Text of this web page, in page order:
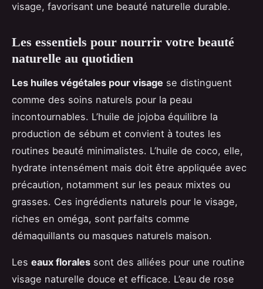
visage, favorisant une beauté naturelle durable.
Les essentiels pour nourrir votre beauté
naturelle au quotidien
Les huiles végétales pour visage se distinguent
comme des soins naturels pour la peau
incontournables. L’huile de jojoba équilibre la
production de sébum et convient à toutes les
routines beauté minimalistes. L’huile de coco, elle,
hydrate intensément mais doit être appliquée avec
précaution, notamment sur les peaux mixtes ou
grasses. Ces ingrédients naturels pour le visage,
riches en oméga, sont parfaits comme
démaquillants ou masques naturels maison.
Les eaux florales sont des alliées pour une routine
visage naturelle douce et efficace. L’eau de rose